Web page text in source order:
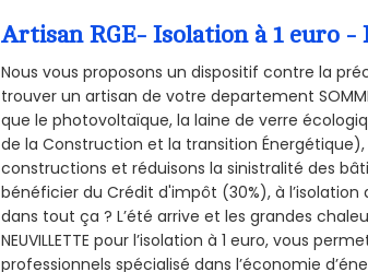
Artisan RGE- Isolation à 1 euro -
Nous vous proposons un dispositif contre la
trouver un artisan de votre departement
que le photovoltaïque, la laine de verre
de la Construction et la transition
constructions et réduisons la sinistralité des
bénéficier du Crédit d'impôt (30%), à l’isolation
dans tout ça ? L’été arrive et les grandes
NEUVILLETTE pour l’isolation à 1 euro, vous
professionnels spécialisé dans l’économie